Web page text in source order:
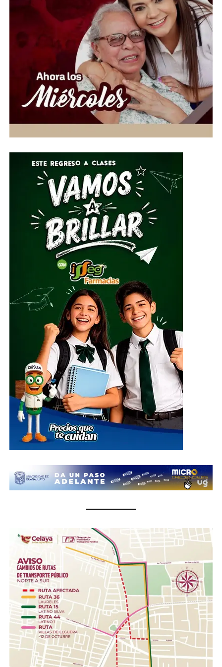
esperanza y unidad. Cada año, la multitud que asciende
al Cerro de la Bufa no solo honra a un santo, sino
también una historia que ha acompañado a la ciudad
desde sus primeros siglos de existencia.